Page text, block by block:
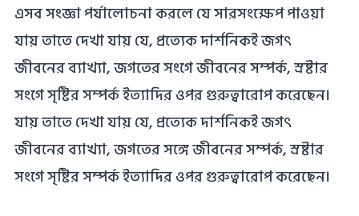
এসব সংজ্ঞা পর্যালােচনা করলে যে সারসংক্ষেপ পাওয়া
যায় তাতে দেখা যায় যে, প্রত্যেক দার্শনিকই জগৎ
জীবনের ব্যাখ্যা, জগতের সংগে জীবনের সম্পর্ক, স্রষ্টার
সংগে সৃষ্টির সম্পর্ক ইত্যাদির ওপর গুরুত্বারােপ করেছেন।
যায় তাতে দেখা যায় যে, প্রত্যেক দার্শনিকই জগৎ
জীবনের ব্যাখ্যা, জগতের সঙ্গে জীবনের সম্পর্ক, স্রষ্টার
সংগে সৃষ্টির সম্পর্ক ইত্যাদির ওপর গুরুত্বারােপ করেছেন।